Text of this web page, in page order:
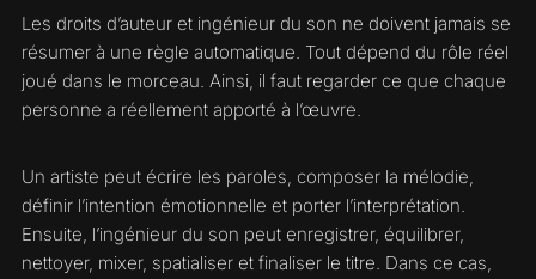
Les droits d’auteur et ingénieur du son ne doivent jamais se
résumer à une règle automatique. Tout dépend du rôle réel
joué dans le morceau. Ainsi, il faut regarder ce que chaque
personne a réellement apporté à l’œuvre.
Un artiste peut écrire les paroles, composer la mélodie,
définir l’intention émotionnelle et porter l’interprétation.
Ensuite, l’ingénieur du son peut enregistrer, équilibrer,
nettoyer, mixer, spatialiser et finaliser le titre. Dans ce cas,